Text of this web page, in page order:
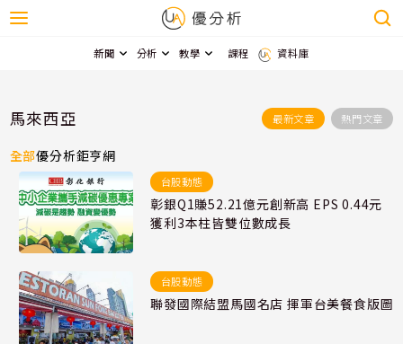
新聞 分析 教學 課程 資料庫
馬來西亞 最新文章 熱門文章
全部優分析鉅亨網
台股動態
彰銀Q1賺52.21億元創新高 EPS 0.44元
獲利3本柱皆雙位數成長
台股動態
聯發國際結盟馬國名店 揮軍台美餐食版圖